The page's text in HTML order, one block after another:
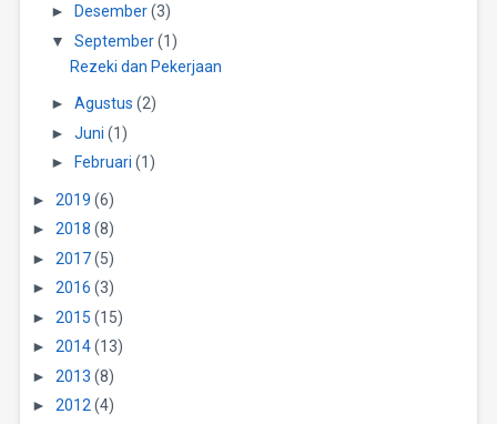
►
Desember (3)
▼
September (1)
Rezeki dan Pekerjaan
► Agustus (2)
► Juni (1)
►
Februari (1)
► 2019 (6)
► 2018 (8)
► 2017(5)
► 2016 (3)
► 2015 (15)
► 2014(13)
► 2013 (8)
► 2012(4)